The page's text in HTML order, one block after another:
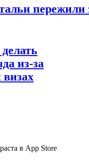
из-за
визах
в App Store